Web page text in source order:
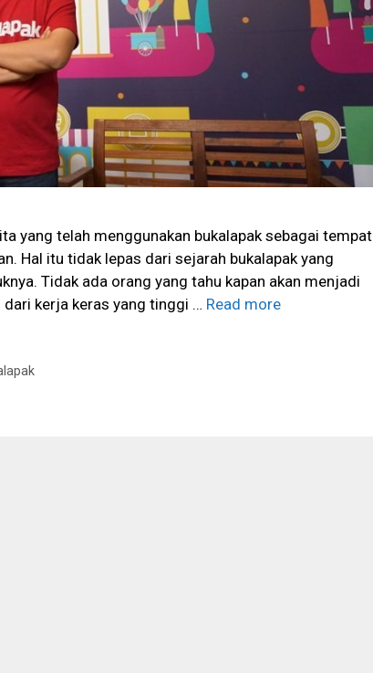
yang telah menggunakan bukalapak sebagai tempat
Hal itu tidak lepas dari sejarah bukalapak yang
Tidak ada orang yang tahu kapan akan menjadi
kerja keras yang tinggi … Read more